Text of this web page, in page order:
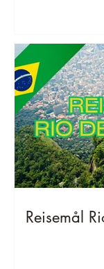
Reisemål